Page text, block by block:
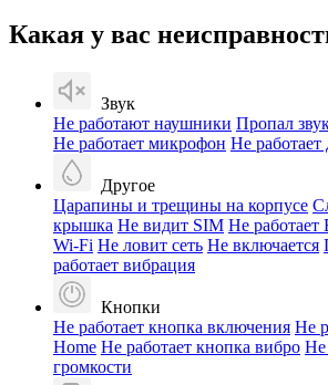
Какая у вас
Звук
Не работают наушники Пропал
Не работает микрофон Не
Другое
Царапины и трещины на корпусе
крышка Не видит SIM Не работает
Wi-Fi Не ловит сеть Не включается
работает вибрация
Кнопки
Не работает кнопка включения Не
Home Не работает кнопка вибро Не
громкости